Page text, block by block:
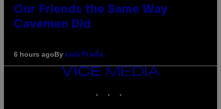
Our Friends the Same Way
Cavemen Did
6 hours agoBy Luis Prada
VICE
MEDIA